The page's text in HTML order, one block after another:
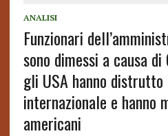
ANALISI
Funzionari
sono dimessi a causa
gli USA hanno
internazionale e hanno
americani